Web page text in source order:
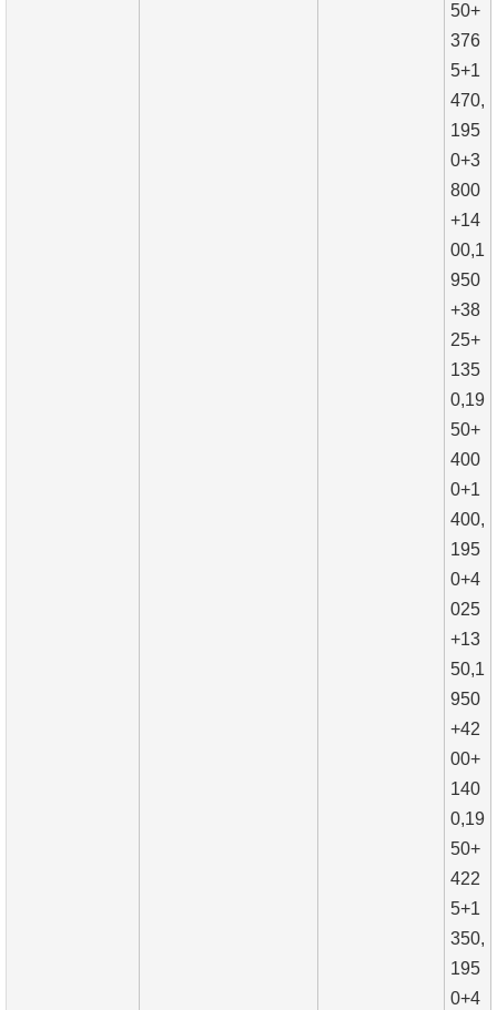
50+
376
5+1
470,
195
0+3
800
+14
00,1
950
+38
25+
135
0,19
50+
400
0+1
400,
195
0+4
025
+13
50,1
950
+42
00+
140
0,19
50+
422
5+1
350,
195
0+4